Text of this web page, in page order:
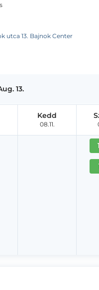
utca 13. Bajnok Center
13.
Kedd
08.11.